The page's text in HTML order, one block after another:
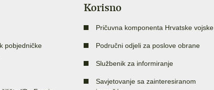
pobjedničke
Korisno
Pričuvna komponenta Hrvatske vojske
Područni odjeli za poslove obrane
Službenik za informiranje
Savjetovanje sa zainteresiranom